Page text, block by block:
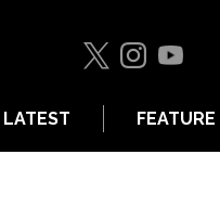
LATEST FEATURE